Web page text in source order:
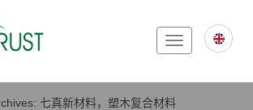
Toggle
navigation
七真新材料，塑木复合材料